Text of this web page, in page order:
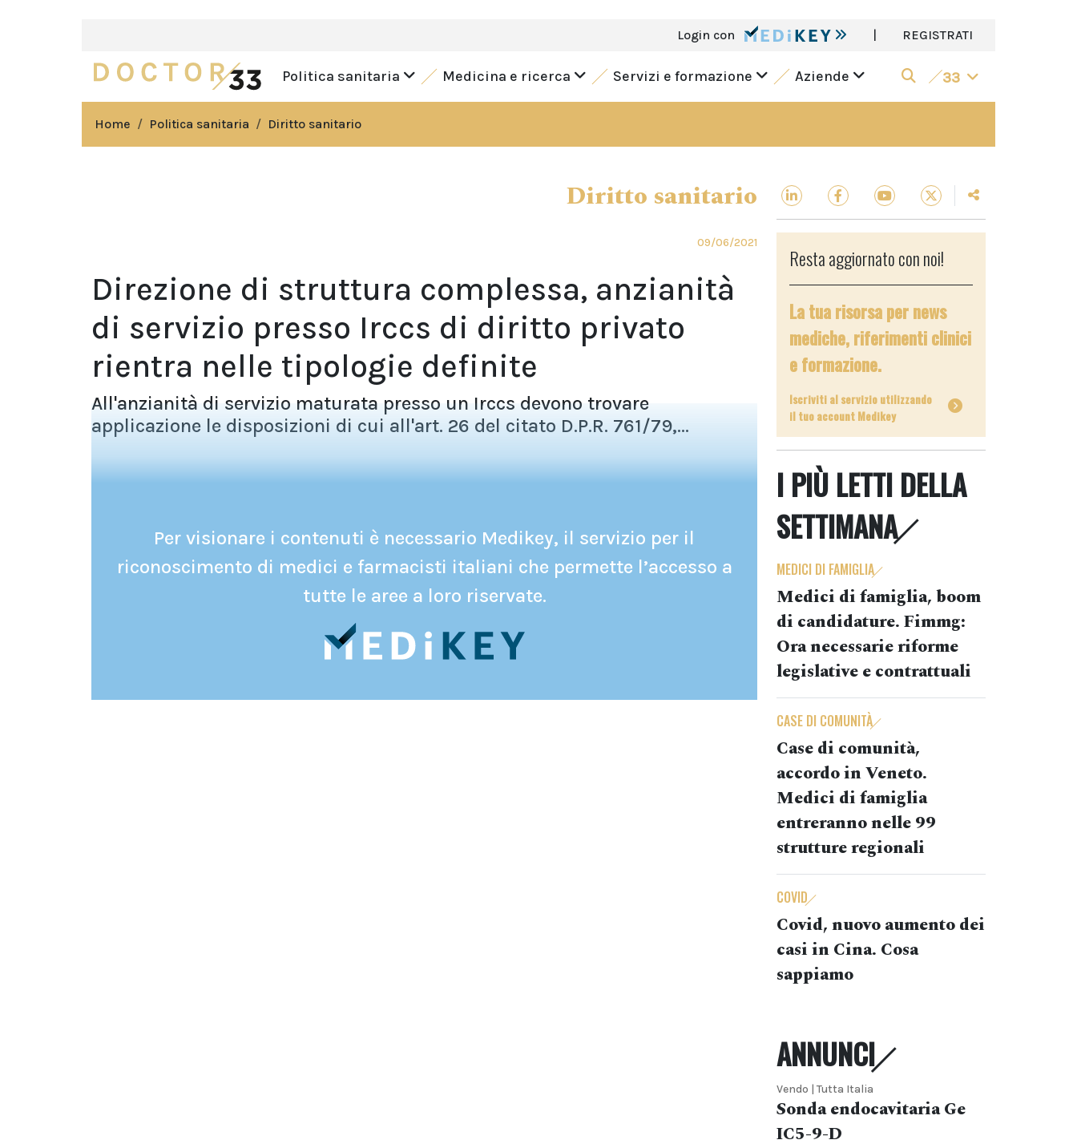
Login con | REGISTRATI
Politica sanitaria Medicina e ricerca Servizi e formazione Aziende 33
Home Politica sanitaria Diritto sanitario
Diritto sanitario
09/06/2021
Direzione di struttura complessa, anzianità
di servizio presso Irccs di diritto privato
rientra nelle tipologie definite
All'anzianità di servizio maturata presso un Irccs devono trovare
applicazione le disposizioni di cui all'art. 26 del citato D.P.R. 761/79,...
Per visionare i contenuti è necessario Medikey, il servizio per il
riconoscimento di medici e farmacisti italiani che permette l’accesso a
tutte le aree a loro riservate.
Resta aggiornato con noi!
La tua risorsa per news
mediche, riferimenti clinici
e formazione.
Iscriviti al servizio utilizzando
il tuo account Medikey
I PIÙ LETTI DELLA
SETTIMANA
MEDICI DI FAMIGLIA
Medici di famiglia, boom
di candidature. Fimmg:
Ora necessarie riforme
legislative e contrattuali
CASE DI COMUNITÀ
Case di comunità,
accordo in Veneto.
Medici di famiglia
entreranno nelle 99
strutture regionali
COVID
Covid, nuovo aumento dei
casi in Cina. Cosa
sappiamo
ANNUNCI
Vendo | Tutta Italia
Sonda endocavitaria Ge
IC5-9-D